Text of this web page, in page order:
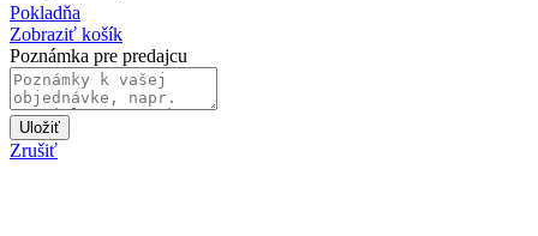
Pokladňa
Zobraziť košík
Poznámka pre predajcu
Uložiť
Zrušiť